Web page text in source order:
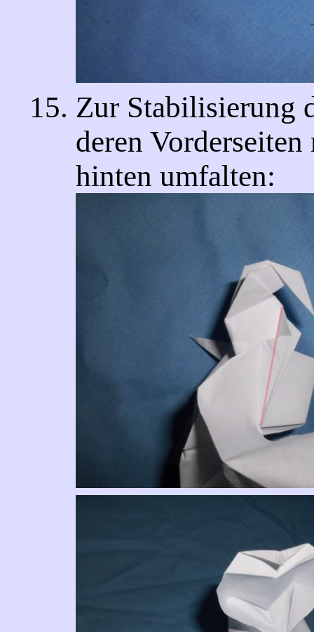
Zur Stabilisierung
deren Vorderseiten
hinten umfalten: